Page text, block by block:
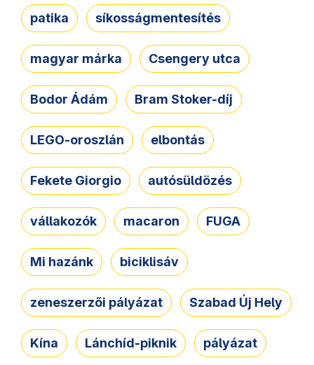
patika síkosságmentesítés
magyar márka Csengery utca
Bodor Ádám Bram Stoker-díj
LEGO-oroszlán elbontás
Fekete Giorgio autósüldözés
vállakozók macaron FUGA
Mi hazánk biciklisáv
zeneszerzői pályázat Szabad Új Hely
Kína Lánchíd-piknik pályázat